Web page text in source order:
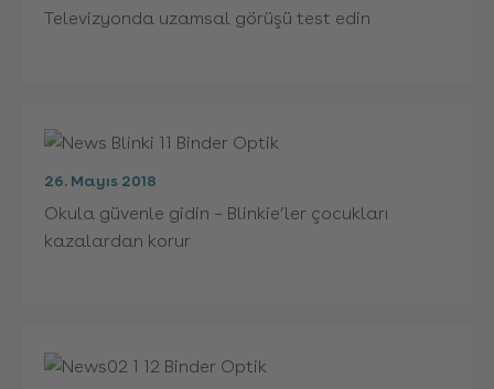
Televizyonda uzamsal görüşü test edin
26. Mayıs 2018
Okula güvenle gidin – Blinkie’ler çocukları
kazalardan korur